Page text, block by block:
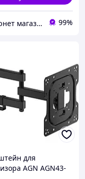
Интернет магазин "Техника" 99%
для
AGN AGN43-